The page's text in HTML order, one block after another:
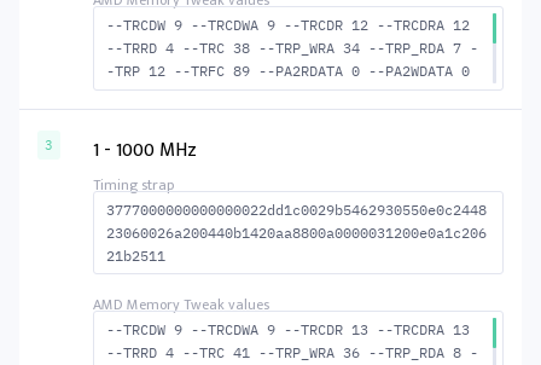
--TRCDW 9 --TRCDWA 9 --TRCDR 12 --TRCDRA 12
--TRRD 4 --TRC 38 --TRP_WRA 34 --TRP_RDA 7 -
-TRP 12 --TRFC 89 --PA2RDATA 0 --PA2WDATA 0
--TFAW 6 --TCRCRL 1 --TCRCWL 2 --TFAW32 5 --
WR 29 --RAS2RAS 89 --RP 25 --WRPLUSRP 35 --B
3 1 - 1000 MHz
3777000000000000022dd1c0029b5462930550e0c2448
23060026a200440b1420aa8800a0000031200e0a1c206
21b2511
--TRCDW 9 --TRCDWA 9 --TRCDR 13 --TRCDRA 13
--TRRD 4 --TRC 41 --TRP_WRA 36 --TRP_RDA 8 -